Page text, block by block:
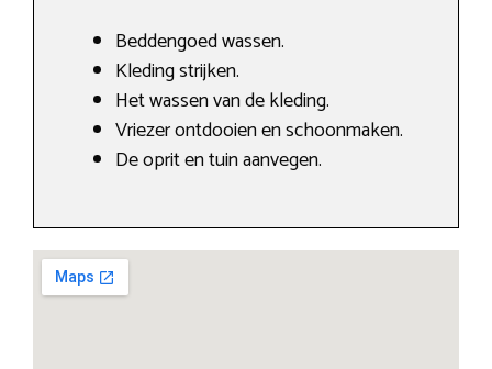
Beddengoed wassen.
Kleding strijken.
Het wassen van de kleding.
Vriezer ontdooien en schoonmaken.
De oprit en tuin aanvegen.